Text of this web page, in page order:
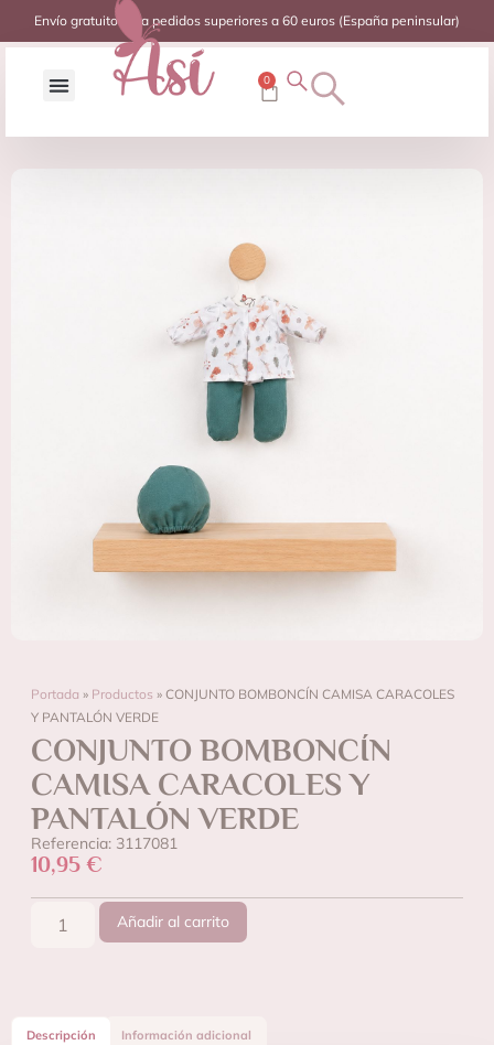
Envío gratuito para pedidos superiores a 60 euros (España peninsular)
0
Portada » Productos » CONJUNTO BOMBONCÍN CAMISA CARACOLES
Y PANTALÓN VERDE
CONJUNTO BOMBONCÍN
CAMISA CARACOLES Y
PANTALÓN VERDE
Referencia: 3117081
10,95 €
Añadir al carrito
Descripción Información adicional